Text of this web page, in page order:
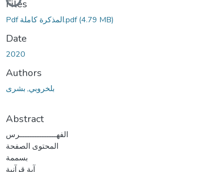
Files
Pdf المذكرة كاملة.pdf(4.79 MB)
Date
2020
Authors
بلخروبي, بشرى
Abstract
الفهـــــــــــــــرس
المحتوى الصفحة
بسممة
آية قرآنية